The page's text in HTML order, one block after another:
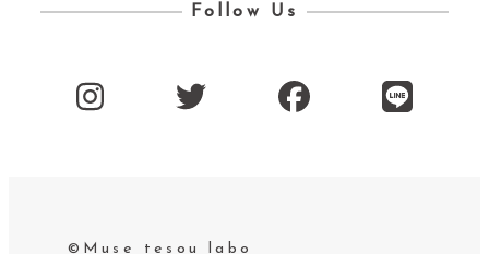
Follow Us
©Muse tesou labo